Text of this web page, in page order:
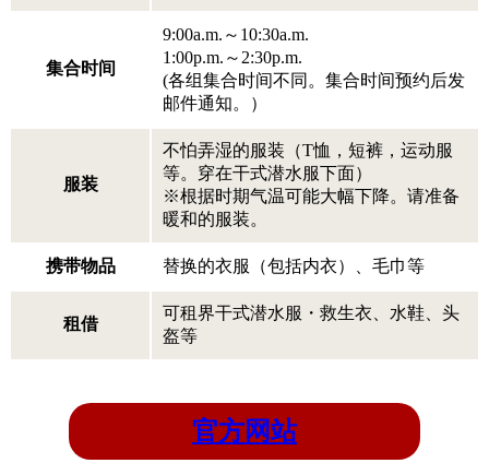
集合时间
9:00a.m.～10:30a.m.
1:00p.m.～2:30p.m.
(各组集合时间不同。集合时间预约后发
邮件通知。）
服装
不怕弄湿的服装（T恤，短裤，运动服
等。穿在干式潜水服下面）
※根据时期气温可能大幅下降。请准备
暖和的服装。
携带物品 替换的衣服（包括内衣）、毛巾等
租借
可租界干式潜水服・救生衣、水鞋、头
盔等
官方网站